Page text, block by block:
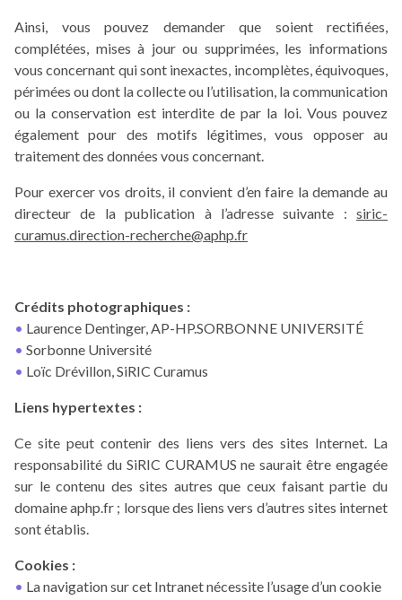
Ainsi, vous pouvez demander que soient rectifiées,
complétées, mises à jour ou supprimées, les informations
vous concernant qui sont inexactes, incomplètes, équivoques,
périmées ou dont la collecte ou l’utilisation, la communication
ou la conservation est interdite de par la loi. Vous pouvez
également pour des motifs légitimes, vous opposer au
traitement des données vous concernant.
Pour exercer vos droits, il convient d’en faire la demande au
directeur de la publication à l’adresse suivante : siric-
curamus.direction-recherche@aphp.fr
Crédits photographiques :
Laurence Dentinger, AP-HP.SORBONNE UNIVERSITÉ
Sorbonne Université
Loïc Drévillon, SiRIC Curamus
Liens hypertextes :
Ce site peut contenir des liens vers des sites Internet. La
responsabilité du SiRIC CURAMUS ne saurait être engagée
sur le contenu des sites autres que ceux faisant partie du
domaine aphp.fr ; lorsque des liens vers d’autres sites internet
sont établis.
Cookies :
La navigation sur cet Intranet nécessite l’usage d’un cookie